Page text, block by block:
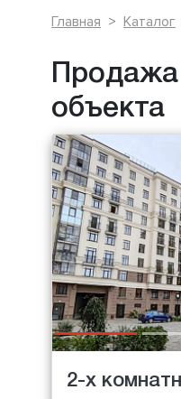
Главная Каталог
объекта
2-х